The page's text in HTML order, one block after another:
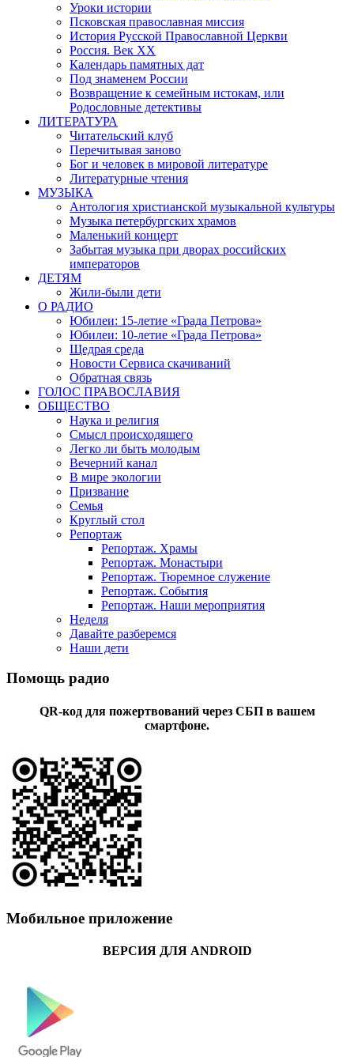
Уроки истории
Псковская православная миссия
История Русской Православной Церкви
Россия. Век ХХ
Календарь памятных дат
Под знаменем России
Возвращение к семейным истокам, или
Родословные детективы
ЛИТЕРАТУРА
Читательский клуб
Перечитывая заново
Бог и человек в мировой литературе
Литературные чтения
МУЗЫКА
Антология христианской музыкальной культуры
Музыка петербургских храмов
Маленький концерт
Забытая музыка при дворах российских
императоров
ДЕТЯМ
Жили-были дети
О РАДИО
Юбилеи: 15-летие «Града Петрова»
Юбилеи: 10-летие «Града Петрова»
Щедрая среда
Новости Сервиса скачиваний
Обратная связь
ГОЛОС ПРАВОСЛАВИЯ
ОБЩЕСТВО
Наука и религия
Смысл происходящего
Легко ли быть молодым
Вечерний канал
В мире экологии
Призвание
Семья
Круглый стол
Репортаж
Репортаж. Храмы
Репортаж. Монастыри
Репортаж. Тюремное служение
Репортаж. События
Репортаж. Наши мероприятия
Неделя
Давайте разберемся
Наши дети
Помощь радио
QR-код для пожертвований через СБП в вашем
смартфоне.
Мобильное приложение
ВЕРСИЯ ДЛЯ ANDROID